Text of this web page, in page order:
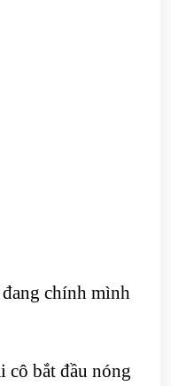
chính mình
cô bắt đầu nóng